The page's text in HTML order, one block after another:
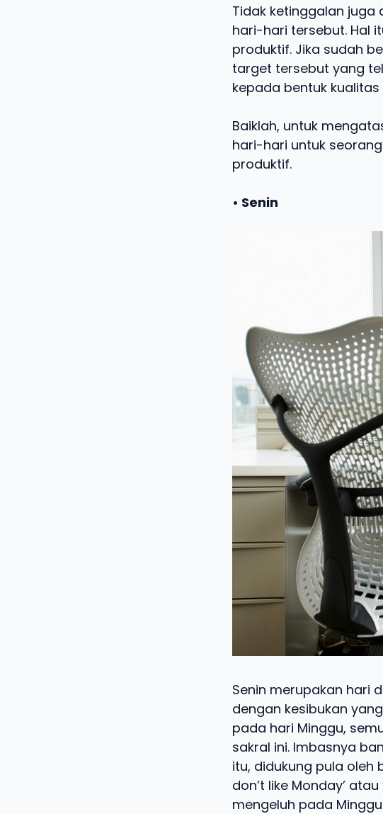
Tidak ketinggalan
hari-hari tersebut. Hal
produktif. Jika sudah
target tersebut yang
kepada bentuk kualitas
Baiklah, untuk
hari-hari untuk
produktif.
• Senin
Senin merupakan hari
dengan kesibukan
pada hari Minggu,
sakral ini. Imbasnya
itu, didukung pula oleh
don’t like Monday’
mengeluh pada